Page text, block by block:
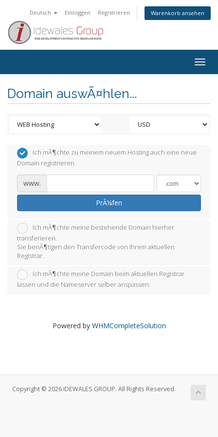
Deutsch Einloggen Registrieren Warenkorb ansehen
Domain auswÃ¤hlen...
Ich mÃ¶chte zu meinem neuem Hosting auch eine neue
Domain registrieren.
www.
PrÃ¼fen
Ich mÃ¶chte meine bestehende Domain hierher
transferieren.
Sie benÃ¶tigen den Transfercode von Ihrem aktuellen
Registrar.
Ich mÃ¶chte meine Domain beim aktuellen Registrar
lassen und die Nameserver selber anspassen.
Powered by WHMCompleteSolution
Copyright © 2026 IDEWALES GROUP. All Rights Reserved.